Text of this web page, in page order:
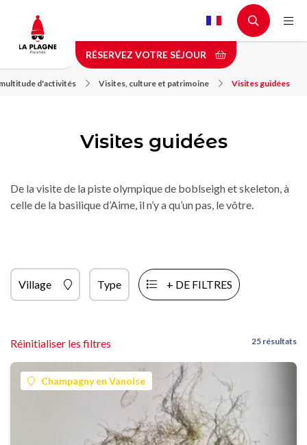
contenu
principal
RÉSERVEZ VOTRE SÉJOUR
d'activités Visites, culture et patrimoine Visites guidées
Visites guidées
De la visite de la piste olympique de boblseigh et skeleton, à
celle de la basilique d’Aime, il n’y a qu’un pas, le vôtre.
Village Type + DE FILTRES
Réinitialiser les filtres 25 résultats
Champagny en Vanoise